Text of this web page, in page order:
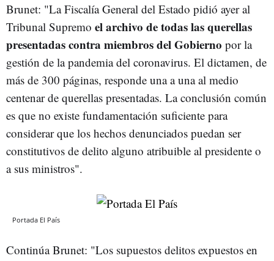
Brunet: "La Fiscalía General del Estado pidió ayer al
Tribunal Supremo el archivo de todas las querellas
presentadas contra miembros del Gobierno por la
gestión de la pandemia del coronavirus. El dictamen, de
más de 300 páginas, responde una a una al medio
centenar de querellas presentadas. La conclusión común
es que no existe fundamentación suficiente para
considerar que los hechos denunciados puedan ser
constitutivos de delito alguno atribuible al presidente o
a sus ministros".
Portada El País
Continúa Brunet: "Los supuestos delitos expuestos en